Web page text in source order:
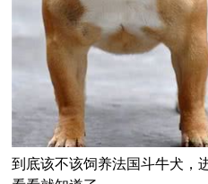
到底该不该饲养法国斗牛犬，